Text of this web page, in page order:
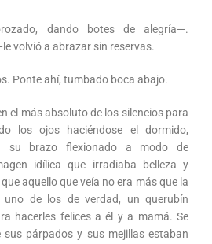
dando botes de alegría—.
volvió a abrazar sin reservas.
Ponte ahí, tumbado boca abajo.
el más absoluto de los silencios para
los ojos haciéndose el dormido,
su brazo flexionado a modo de
idílica que irradiaba belleza y
aquello que veía no era más que la
de los de verdad, un querubín
hacerles felices a él y a mamá. Se
párpados y sus mejillas estaban